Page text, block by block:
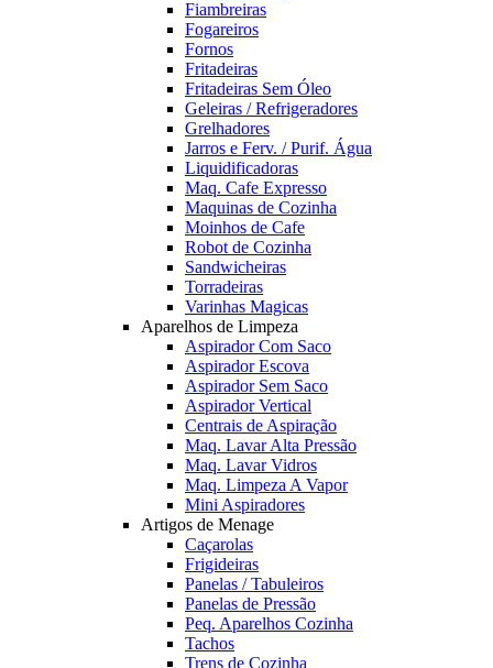
Fiambreiras
Fogareiros
Fornos
Fritadeiras
Fritadeiras Sem Óleo
Geleiras / Refrigeradores
Grelhadores
Jarros e Ferv. / Purif. Água
Liquidificadoras
Maq. Cafe Expresso
Maquinas de Cozinha
Moinhos de Cafe
Robot de Cozinha
Sandwicheiras
Torradeiras
Varinhas Magicas
Aparelhos de Limpeza
Aspirador Com Saco
Aspirador Escova
Aspirador Sem Saco
Aspirador Vertical
Centrais de Aspiração
Maq. Lavar Alta Pressão
Maq. Lavar Vidros
Maq. Limpeza A Vapor
Mini Aspiradores
Artigos de Menage
Caçarolas
Frigideiras
Panelas / Tabuleiros
Panelas de Pressão
Peq. Aparelhos Cozinha
Tachos
Trens de Cozinha